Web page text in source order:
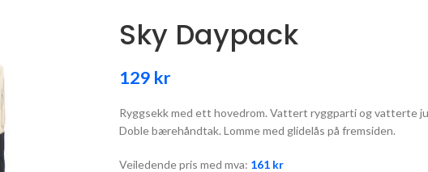
Sky Daypack
129 kr
Ryggsekk med ett hovedrom. Vattert ryggparti og vatterte
Doble bærehåndtak. Lomme med glidelås på fremsiden.
Veiledende pris med mva: 161 kr